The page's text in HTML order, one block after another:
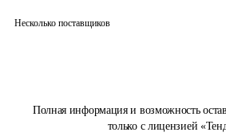
Полная информация и возможность
только с лицензией
Несколько поставщиков